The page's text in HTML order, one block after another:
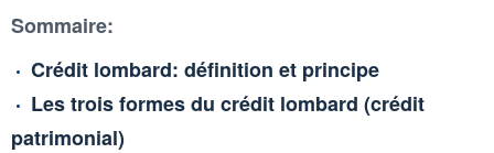
Sommaire:
Crédit lombard: définition et principe
Les trois formes du crédit lombard (crédit
patrimonial)